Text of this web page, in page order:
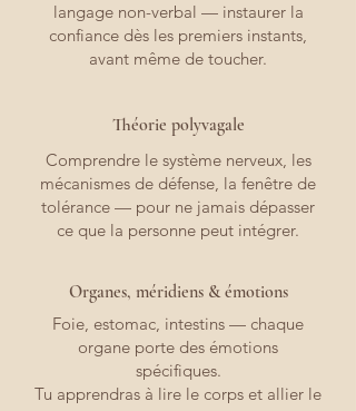
langage non-verbal — instaurer la
confiance dès les premiers instants,
avant même de toucher.
Théorie polyvagale
Comprendre le système nerveux, les
mécanismes de défense, la fenêtre de
tolérance — pour ne jamais dépasser
ce que la personne peut intégrer.
Organes, méridiens & émotions
Foie, estomac, intestins — chaque
organe porte des émotions
spécifiques.
Tu apprendras à lire le corps et allier le